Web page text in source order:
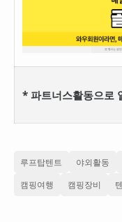
* 파트너스활동으로
루프탑텐트 야외활동
캠핑여행 캠핑장비